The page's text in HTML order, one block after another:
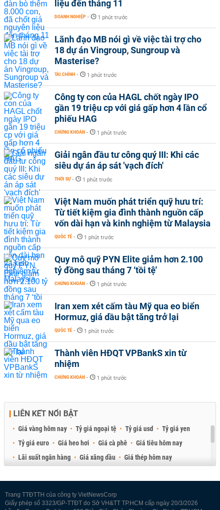
liệu đến tháng 11
DOANH NGHIỆP - 1 phút trước
Lãnh đạo MB nói gì về việc tài trợ cho
18 dự án Vingroup, Sungroup và
Masterise?
TÀI CHÍNH - 1 phút trước
Công ty con của HAGL chốt ngày IPO
gần 19 triệu cp với giá gấp hơn 4 lần cổ
phiếu HAG
CHỨNG KHOÁN - 1 phút trước
Giải ngân đầu tư công quý III: Khi các
siêu dự án áp sát 'vạch đích'
THỜI SỰ - 1 phút trước
Việt Nam muốn phát triển quỹ hưu trí:
Từ tiết kiệm gia đình thành nguồn cấp
vốn dài hạn và kinh nghiệm từ Malaysia
QUỐC TẾ - 1 phút trước
Quy mô quỹ PYN Elite giảm hơn 2.100
tỷ đồng sau tháng 7 ‘tồi tệ’
CHỨNG KHOÁN - 1 phút trước
Iran xem xét cấm tàu Mỹ qua eo biển
Hormuz, giá dầu bật tăng trở lại
QUỐC TẾ - 1 phút trước
Thành viên HĐQT VPBankS xin từ
nhiệm
CHỨNG KHOÁN - 1 phút trước
LIÊN KẾT NỔI BẬT
Giá vàng hôm nay Tỷ giá ngoại tệ Tỷ giá usd
Tỷ giá yen
Tỷ giá euro
Giá heo hơi Giá cà phê
Giá tiêu hôm nay
Lãi suất ngân hàng
Giá xăng dầu
Giá thép hôm nay
Trang TTĐTTH của công ty VietNewsCorp
Giấy phép số 3323/GP-TTĐT do Sở VH&TT TP.HCM cấp ngày 20/3/2026